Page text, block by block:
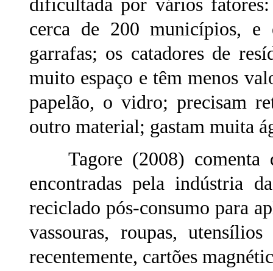
dificultada por vários
cerca de 200 municípios, e
garrafas; os catadores de
muito espaço e têm menos
papelão, o vidro; precisam
outro material; gastam muita
Tagore (2008) comenta
encontradas pela indústria
reciclado pós-consumo para
vassouras, roupas,
recentemente, cartões